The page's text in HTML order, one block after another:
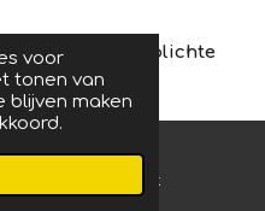
voor
tonen van
blijven maken
de verplichte
deze website
voor een
lopen aan de lijn.
Facebook